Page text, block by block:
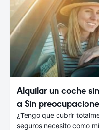
Alquilar un coche
a Sin
¿Tengo que cubrir
seguros necesito como